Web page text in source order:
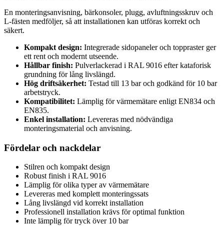
En monteringsanvisning, bärkonsoler, plugg, avluftningsskruv och
L-fästen medföljer, så att installationen kan utföras korrekt och
säkert.
Kompakt design: Integrerade sidopaneler och toppraster ger
ett rent och modernt utseende.
Hållbar finish: Pulverlackerad i RAL 9016 efter kataforisk
grundning för lång livslängd.
Hög driftsäkerhet: Testad till 13 bar och godkänd för 10 bar
arbetstryck.
Kompatibilitet: Lämplig för värmemätare enligt EN834 och
EN835.
Enkel installation: Levereras med nödvändiga
monteringsmaterial och anvisning.
Fördelar och nackdelar
Stilren och kompakt design
Robust finish i RAL 9016
Lämplig för olika typer av värmemätare
Levereras med komplett monteringssats
Lång livslängd vid korrekt installation
Professionell installation krävs för optimal funktion
Inte lämplig för tryck över 10 bar